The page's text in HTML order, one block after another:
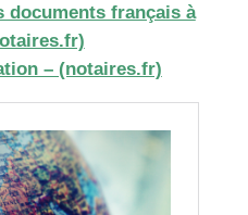
documents français à
– (notaires.fr)